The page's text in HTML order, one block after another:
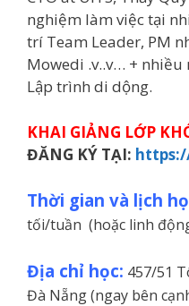
nghiệm làm việc tại
trí Team Leader, PM
Mowedi .v..v… +
Lập trình di dộng.
KHAI GIẢNG LỚP
ĐĂNG KÝ TẠI:
Thời gian và lịch
tối/tuần (hoặc linh
Địa chỉ học: 457/51
Đà Nẵng (ngay bên